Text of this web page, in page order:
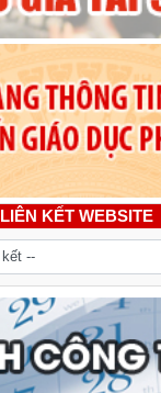
LIÊN KẾT WEBSITE